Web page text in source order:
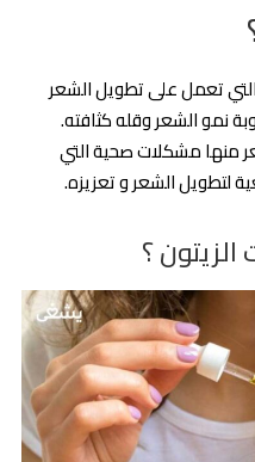
تعمل على تطويل الشعر
نمو الشعر وقله كثافته.
منها مشكلات صحية التي
لتطويل الشعر و تعزيزه.
؟